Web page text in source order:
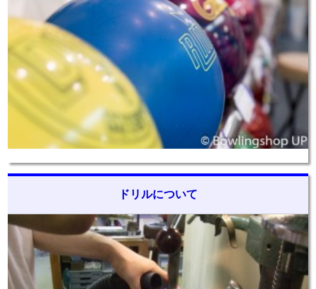
ドリルについて